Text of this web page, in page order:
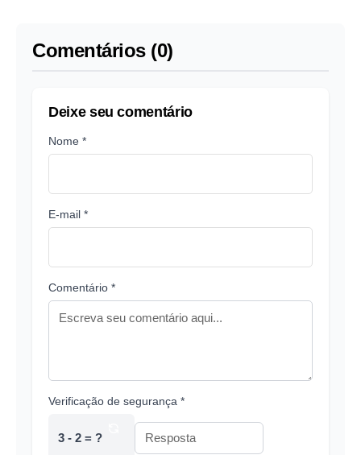
Comentários (0)
Deixe seu comentário
Nome *
E-mail *
Comentário *
Verificação de segurança *
3 - 2 = ?